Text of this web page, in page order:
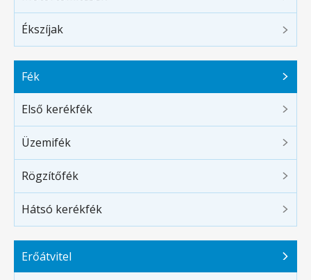
Ékszíjak
Fék
Első kerékfék
Üzemifék
Rögzítőfék
Hátsó kerékfék
Erőátvitel